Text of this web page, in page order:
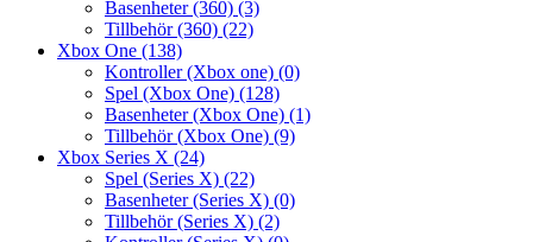
Basenheter (360) (3)
Tillbehör (360) (22)
Xbox One (138)
Kontroller (Xbox one) (0)
Spel (Xbox One) (128)
Basenheter (Xbox One) (1)
Tillbehör (Xbox One) (9)
Xbox Series X (24)
Spel (Series X) (22)
Basenheter (Series X) (0)
Tillbehör (Series X) (2)